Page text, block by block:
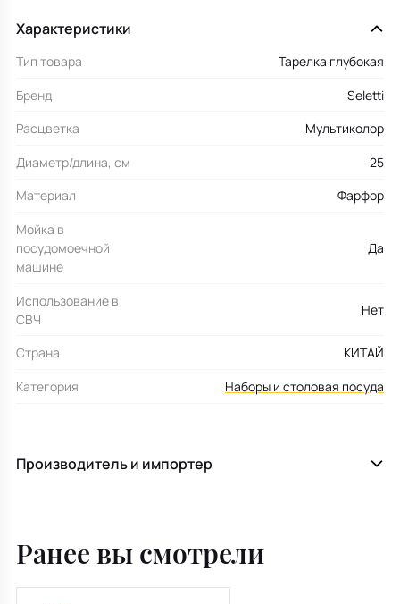
Характеристики
Тип товара
Тарелка глубокая
Бренд
Seletti
Расцветка
Мультиколор
Диаметр/длина, см
25
Материал
Фарфор
Мойка в
посудомоечной
машине
Да
Использование в
СВЧ
Нет
Страна
КИТАЙ
Категория
Наборы и столовая посуда
Производитель и импортер
Ранее вы смотрели